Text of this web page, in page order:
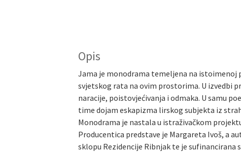
Opis
Jama je monodrama temeljena na istoimenoj
svjetskog rata na ovim prostorima. U izvedbi
naracije, poistovjećivanja i odmaka. U samu
time dojam eskapizma lirskog subjekta iz
Monodrama je nastala u istraživačkom
Producentica predstave je Margareta Ivoš, a
sklopu Rezidencije Ribnjak te je